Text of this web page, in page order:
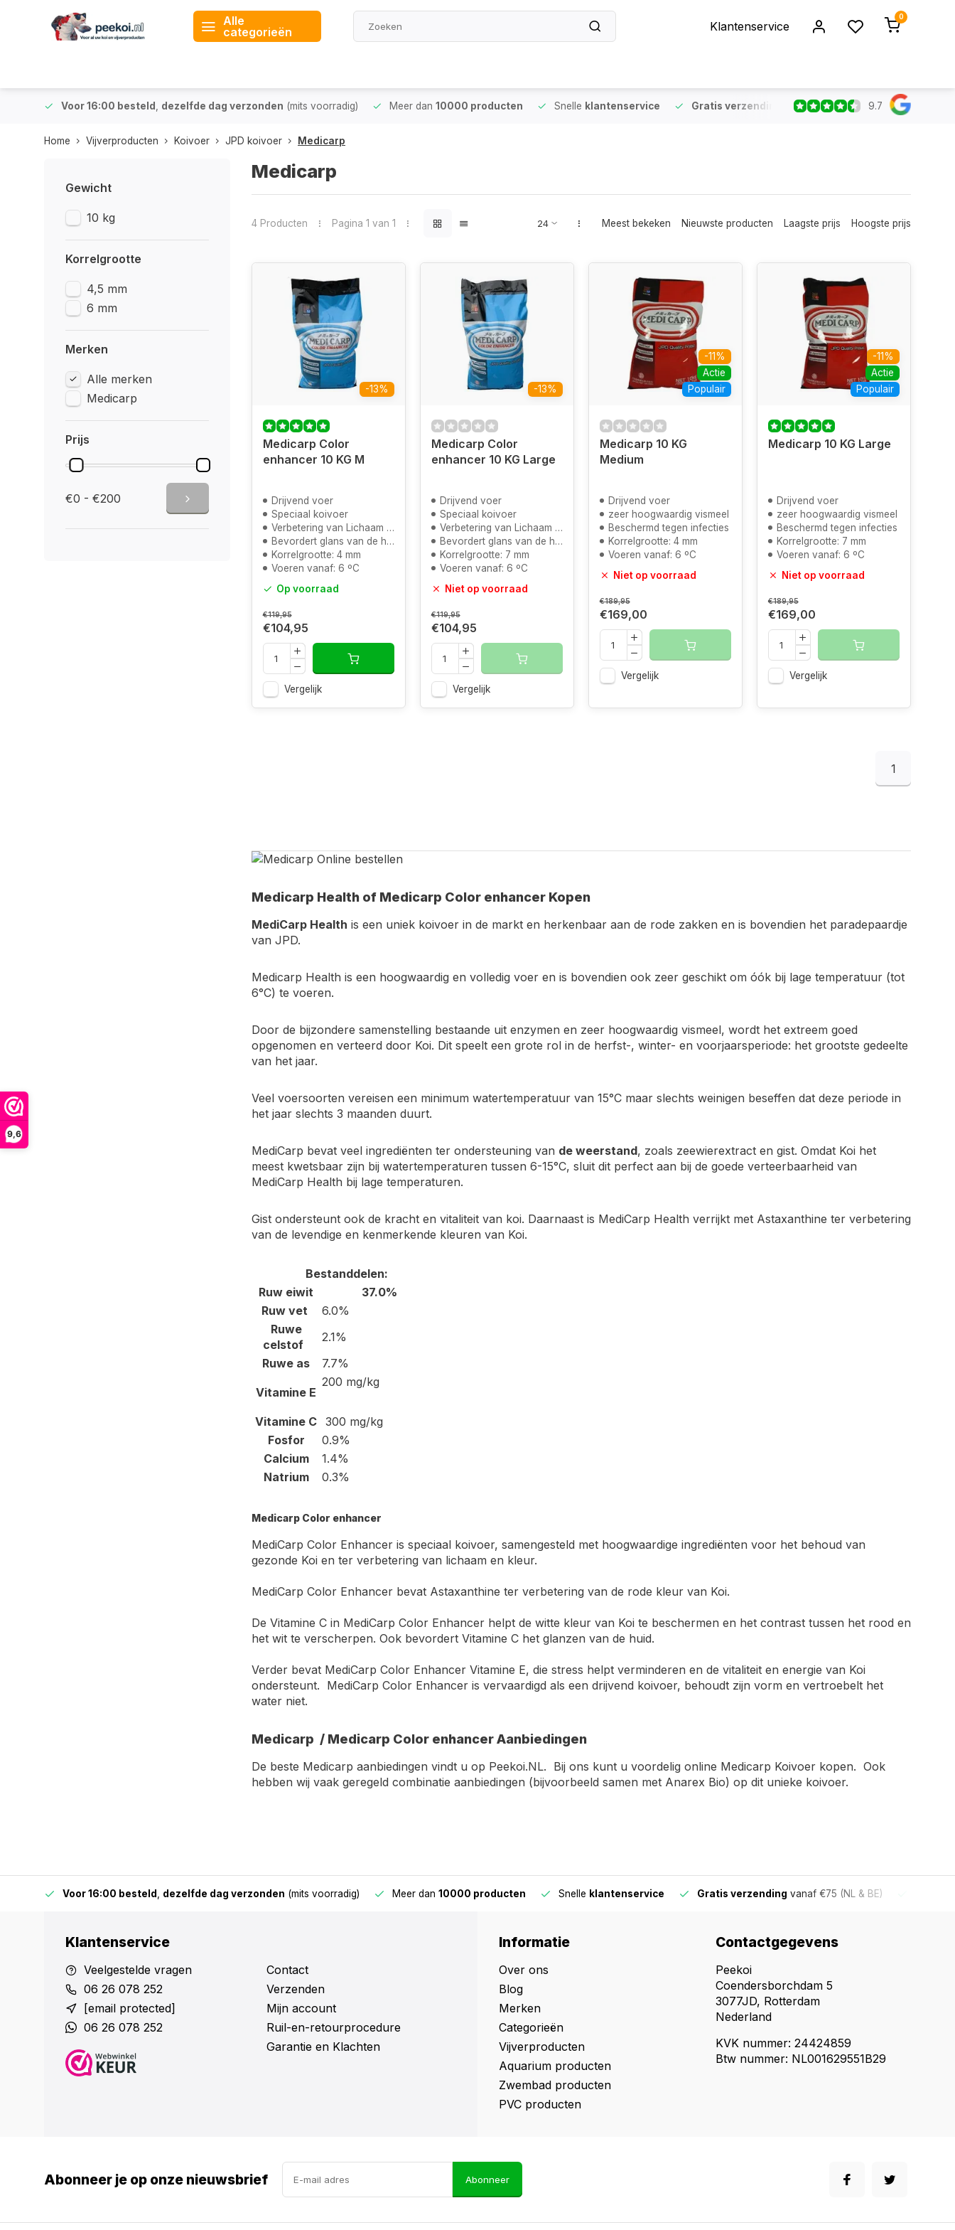
9,6
Alle
categorieën
Klantenservice
0
Voor 16:00 besteld dezelfde dag verzonden (mits voorradig) Meer dan 10000 producten Snelle klantenservice Gratis verzending vanaf €75 (NL & BE) Voor
9.7
Home Vijverproducten Koivoer JPD koivoer Medicarp
Gewicht
10 kg
Korrelgrootte
4,5 mm
6 mm
Merken
Alle merken
Medicarp
Prijs
€0 - €200
Medicarp
4 Producten Pagina 1 van 1 Meest bekeken Nieuwste producten Laagste prijs Hoogste prijs
-13%
Medicarp Color
enhancer 10 KG M
Drijvend voer
Speciaal koivoer
Verbetering van Lichaam en Kleur
Bevordert glans van de huid
Korrelgrootte: 4 mm
Voeren vanaf: 6 ºC
Op voorraad
€119,95
€104,95
Vergelijk
-13%
Medicarp Color
enhancer 10 KG Large
Drijvend voer
Speciaal koivoer
Verbetering van Lichaam en Kleur
Bevordert glans van de huid
Korrelgrootte: 7 mm
Voeren vanaf: 6 ºC
Niet op voorraad
€119,95
€104,95
Vergelijk
-11%
Actie
Populair
Medicarp 10 KG
Medium
Drijvend voer
zeer hoogwaardig vismeel
Beschermd tegen infecties
Korrelgrootte: 4 mm
Voeren vanaf: 6 ºC
Niet op voorraad
€189,95
€169,00
Vergelijk
-11%
Actie
Populair
Medicarp 10 KG Large
Drijvend voer
zeer hoogwaardig vismeel
Beschermd tegen infecties
Korrelgrootte: 7 mm
Voeren vanaf: 6 ºC
Niet op voorraad
€189,95
€169,00
Vergelijk
1
Medicarp Health of Medicarp Color enhancer Kopen
MediCarp Health is een uniek koivoer in de markt en herkenbaar aan de rode zakken en is bovendien het paradepaardje
van JPD.
Medicarp Health is een hoogwaardig en volledig voer en is bovendien ook zeer geschikt om óók bij lage temperatuur (tot
6°C) te voeren.
Door de bijzondere samenstelling bestaande uit enzymen en zeer hoogwaardig vismeel, wordt het extreem goed
opgenomen en verteerd door Koi. Dit speelt een grote rol in de herfst-, winter- en voorjaarsperiode: het grootste gedeelte
van het jaar.
Veel voersoorten vereisen een minimum watertemperatuur van 15°C maar slechts weinigen beseffen dat deze periode in
het jaar slechts 3 maanden duurt.
MediCarp bevat veel ingrediënten ter ondersteuning van de weerstand, zoals zeewierextract en gist. Omdat Koi het
meest kwetsbaar zijn bij watertemperaturen tussen 6-15°C, sluit dit perfect aan bij de goede verteerbaarheid van
MediCarp Health bij lage temperaturen.
Gist ondersteunt ook de kracht en vitaliteit van koi. Daarnaast is MediCarp Health verrijkt met Astaxanthine ter verbetering
van de levendige en kenmerkende kleuren van Koi.
Bestanddelen:
Ruw eiwit
37.0%
Ruw vet
6.0%
Ruwe
celstof
2.1%
Ruwe as
7.7%
Vitamine E
200 mg/kg
Vitamine C 300 mg/kg
Fosfor
0.9%
Calcium
1.4%
Natrium
0.3%
Medicarp Color enhancer
MediCarp Color Enhancer is speciaal koivoer, samengesteld met hoogwaardige ingrediënten voor het behoud van
gezonde Koi en ter verbetering van lichaam en kleur.
MediCarp Color Enhancer bevat Astaxanthine ter verbetering van de rode kleur van Koi.
De Vitamine C in MediCarp Color Enhancer helpt de witte kleur van Koi te beschermen en het contrast tussen het rood en
het wit te verscherpen. Ook bevordert Vitamine C het glanzen van de huid.
Verder bevat MediCarp Color Enhancer Vitamine E, die stress helpt verminderen en de vitaliteit en energie van Koi
ondersteunt. MediCarp Color Enhancer is vervaardigd als een drijvend koivoer, behoudt zijn vorm en vertroebelt het
water niet.
Medicarp / Medicarp Color enhancer Aanbiedingen
De beste Medicarp aanbiedingen vindt u op Peekoi.NL. Bij ons kunt u voordelig online Medicarp Koivoer kopen. Ook
hebben wij vaak geregeld combinatie aanbiedingen (bijvoorbeeld samen met Anarex Bio) op dit unieke koivoer.
Voor 16:00 besteld dezelfde dag verzonden (mits voorradig) Meer dan 10000 producten Snelle klantenservice Gratis verzending vanaf €75 (NL & BE)
Klantenservice
Veelgestelde vragen
06 26 078 252
[email protected]
06 26 078 252
Contact
Verzenden
Mijn account
Ruil-en-retourprocedure
Garantie en Klachten
Informatie
Over ons
Blog
Merken
Categorieën
Vijverproducten
Aquarium producten
Zwembad producten
PVC producten
Contactgegevens
Peekoi
Coendersborchdam 5
3077JD, Rotterdam
Nederland
KVK nummer: 24424859
Btw nummer: NL001629551B29
Abonneer je op onze nieuwsbrief Abonneer